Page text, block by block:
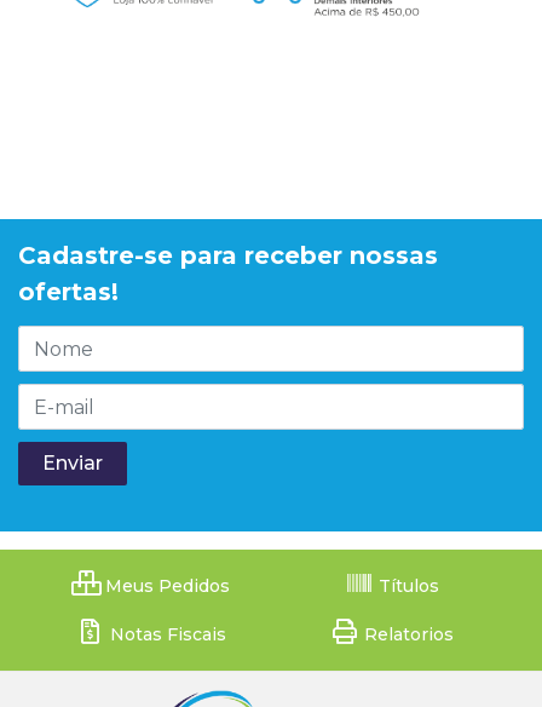
Cadastre-se para receber nossas
ofertas!
Meus Pedidos Títulos
Notas Fiscais Relatorios